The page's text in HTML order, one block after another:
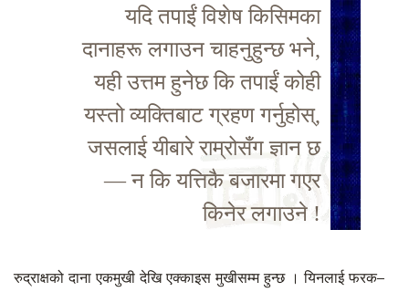
यदि तपाईं विशेष किसिमका
दानाहरू लगाउन चाहनुहुन्छ भने,
यही उत्तम हुनेछ कि तपाईं कोही
यस्तो व्यक्तिबाट ग्रहण गर्नुहोस्,
जसलाई यीबारे राम्रोसँग ज्ञान छ
— न कि यत्तिकै बजारमा गएर
किनेर लगाउने !
रुद्राक्षको दाना एकमुखी देखि एक्काइस मुखीसम्म हुन्छ । यिनलाई फरक–